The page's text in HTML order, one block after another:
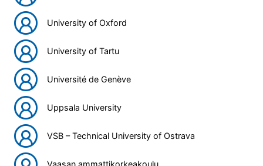
University of Oxford
University of Tartu
Université de Genève
Uppsala University
VSB – Technical University of Ostrava
Vaasan ammattikorkeakoulu